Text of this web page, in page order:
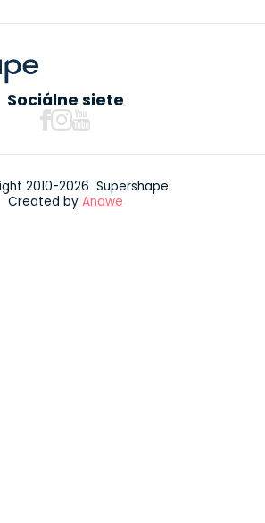
Sociálne siete
2010-2026 Supershape
Created by Anawe